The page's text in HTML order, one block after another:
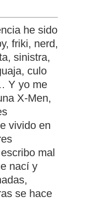
he sido
friki, nerd,
sinistra,
culo
Y yo me
X-Men,
vivido en
mal
nací y
se hace